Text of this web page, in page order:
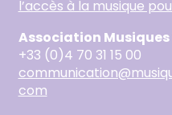
l’accès à la musique
Association
+33 (0)4 70 31 15 00
com